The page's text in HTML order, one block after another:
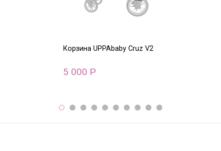
Корзина UPPAbaby Cruz V2
5 000 Р